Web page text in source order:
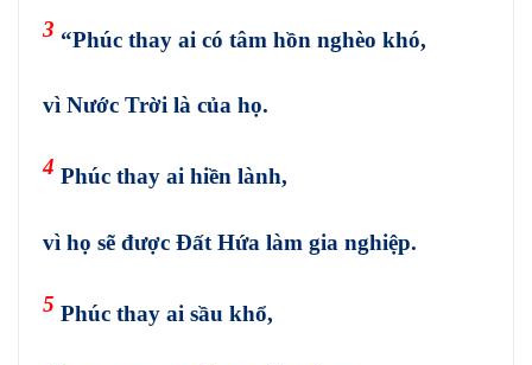
3 “Phúc thay ai có tâm hồn nghèo khó,
vì Nước Trời là của họ.
4 Phúc thay ai hiền lành,
vì họ sẽ được Đất Hứa làm gia nghiệp.
5 Phúc thay ai sầu khổ,